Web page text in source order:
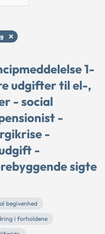
1-
udgifter til el-,
- social
-
-
-
sigte
begivenhed
i forholdene